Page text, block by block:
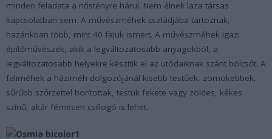
minden feladata a nőstényre hárul. Nem élnek laza társas
kapcsolatban sem. A művészméhek családjába tartoznak,
hazánkban több, mint 40 fajuk ismert. A művészméhek igazi
építőművészek, akik a legváltozatosabb anyagokból, a
legváltozatosabb helyekre készítik el az utódaiknak szánt bölcsőt. A
faliméhek a háziméh dolgozójánál kisebb testűek, zömökebbek,
sűrűbb szőrzettel borítottak, testük fekete vagy zöldes, kékes
színű, akár fémesen csillogó is lehet.